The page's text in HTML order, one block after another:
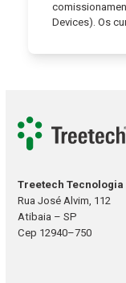
Devices). Os
Treetech Tecnologia
Rua José Alvim, 112
Atibaia – SP
Cep 12940–750